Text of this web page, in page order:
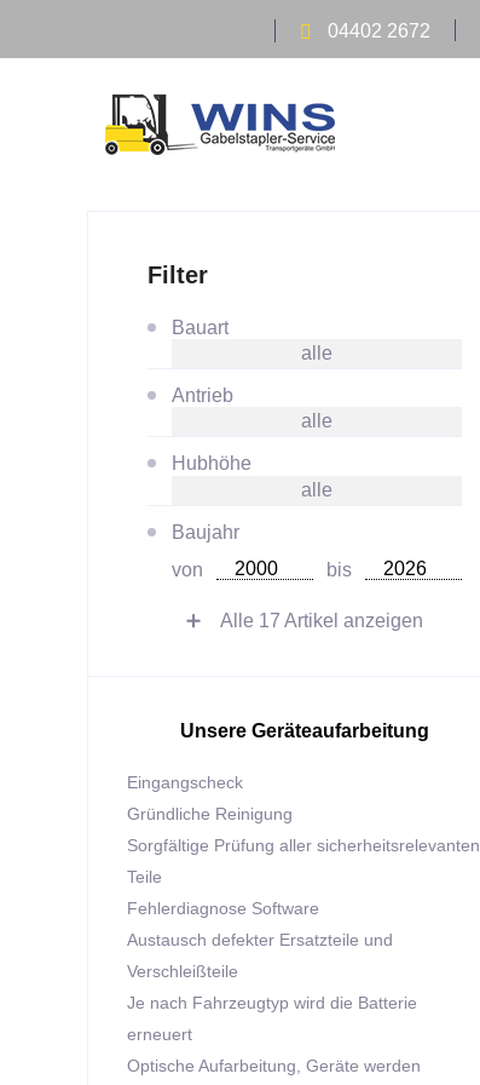
04402 2672
Filter
Bauart
alle
Antrieb
alle
Hubhöhe
alle
Baujahr
von
bis
Alle 17 Artikel anzeigen
Unsere Geräteaufarbeitung
Eingangscheck
Gründliche Reinigung
Sorgfältige Prüfung aller sicherheitsrelevanten
Teile
Fehlerdiagnose Software
Austausch defekter Ersatzteile und
Verschleißteile
Je nach Fahrzeugtyp wird die Batterie
erneuert
Optische Aufarbeitung, Geräte werden